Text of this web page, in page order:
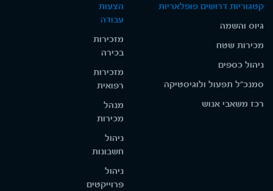
קטגוריות דרושים פופלאריות
גיוס והשמה
מכירות שטח
ניהול כספים
סמנכ"ל תפעול ולוגיסטיקה
רכז משאבי אנוש
הצעות
עבודה
מזכירות
בכירה
מזכירות
רפואית
מנהל
מכירות
ניהול
חשבונות
ניהול
פרוייקטים